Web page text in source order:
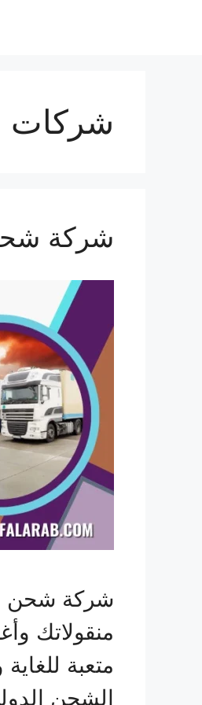
شركات
شركة شحن
شركة شحن
منقولاتك
متعبة
الشحن